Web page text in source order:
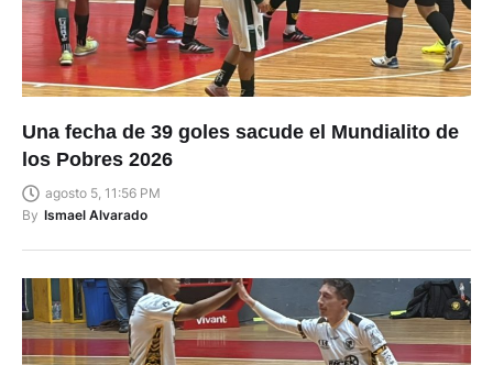
Una fecha de 39 goles sacude el Mundialito de
los Pobres 2026
agosto 5, 11:56 PM
By Ismael Alvarado